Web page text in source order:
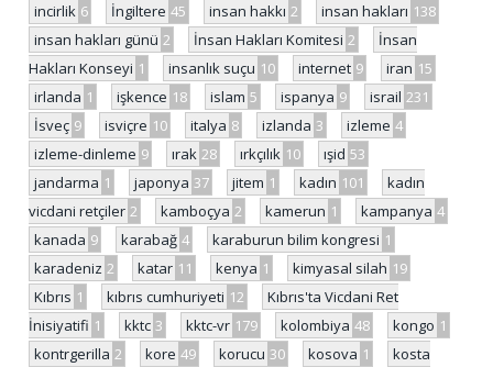
incirlik 6 İngiltere 45 insan hakkı 2 insan hakları 138
insan hakları günü 2 İnsan Hakları Komitesi 2
İnsan
Hakları Konseyi 1 insanlık suçu 10 internet 9 iran 15
irlanda 1 işkence 18 islam 5 ispanya 9 israil 231
İsveç 9 isviçre 10 italya 8 izlanda 3 izleme 4
izleme-dinleme 9 ırak 28 ırkçılık 10 ışid 53
jandarma 1 japonya 37 jitem 1 kadın 101
kadın
vicdani retçiler 2 kamboçya 2 kamerun 1 kampanya 4
kanada 9 karabağ 4 karaburun bilim kongresi 1
karadeniz 2 katar 11 kenya 1 kimyasal silah 19
Kıbrıs 1 kıbrıs cumhuriyeti 12
Kıbrıs'ta Vicdani Ret
İnisiyatifi 1 kktc 3 kktc-vr 179 kolombiya 48 kongo 1
kontrgerilla 2 kore 49 korucu 30 kosova 1
kosta